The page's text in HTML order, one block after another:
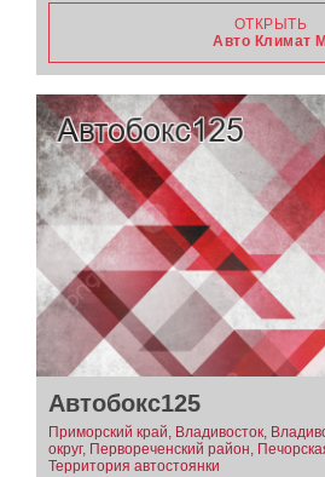
ОТКРЫТЬ
Авто Климат
Автобокс125
Приморский край, Владивосток,
округ, Первореченский район,
Территория автостоянки